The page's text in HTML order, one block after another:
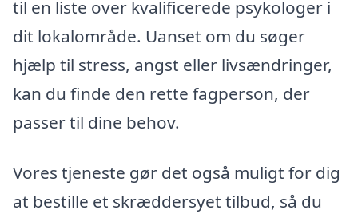
til en liste over kvalificerede psykologer i
dit lokalområde. Uanset om du søger
hjælp til stress, angst eller livsændringer,
kan du finde den rette fagperson, der
passer til dine behov.
Vores tjeneste gør det også muligt for dig
at bestille et skræddersyet tilbud, så du